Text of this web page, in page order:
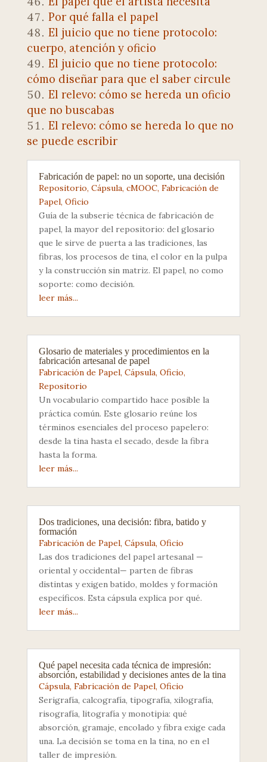
Por qué falla el papel
El juicio que no tiene protocolo:
cuerpo, atención y oficio
El juicio que no tiene protocolo:
cómo diseñar para que el saber circule
El relevo: cómo se hereda un oficio
que no buscabas
El relevo: cómo se hereda lo que no
se puede escribir
Fabricación de papel: no un soporte, una decisión
Repositorio, Cápsula, cMOOC, Fabricación de
Papel, Oficio
Guía de la subserie técnica de fabricación de
papel, la mayor del repositorio: del glosario
que le sirve de puerta a las tradiciones, las
fibras, los procesos de tina, el color en la pulpa
y la construcción sin matriz. El papel, no como
soporte: como decisión.
leer más...
Glosario de materiales y procedimientos en la
fabricación artesanal de papel
Fabricación de Papel, Cápsula, Oficio,
Repositorio
Un vocabulario compartido hace posible la
práctica común. Este glosario reúne los
términos esenciales del proceso papelero:
desde la tina hasta el secado, desde la fibra
hasta la forma.
leer más...
Dos tradiciones, una decisión: fibra, batido y
formación
Fabricación de Papel, Cápsula, Oficio
Las dos tradiciones del papel artesanal —
oriental y occidental— parten de fibras
distintas y exigen batido, moldes y formación
específicos. Esta cápsula explica por qué.
leer más...
Qué papel necesita cada técnica de impresión:
absorción, estabilidad y decisiones antes de la tina
Cápsula, Fabricación de Papel, Oficio
Serigrafía, calcografía, tipografía, xilografía,
risografía, litografía y monotipia: qué
absorción, gramaje, encolado y fibra exige cada
una. La decisión se toma en la tina, no en el
taller de impresión.